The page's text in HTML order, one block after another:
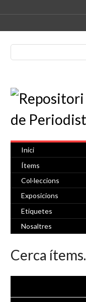
Inici
Ítems
Col·leccions
Exposicions
Etiquetes
Nosaltres
Cerca ítems.